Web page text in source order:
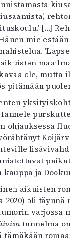
[…]
ole, mutta
pitämään
ohjauksessa
kauppa ja
aikuisten
2020) oli
varjossa
tunnelma
tämäkään